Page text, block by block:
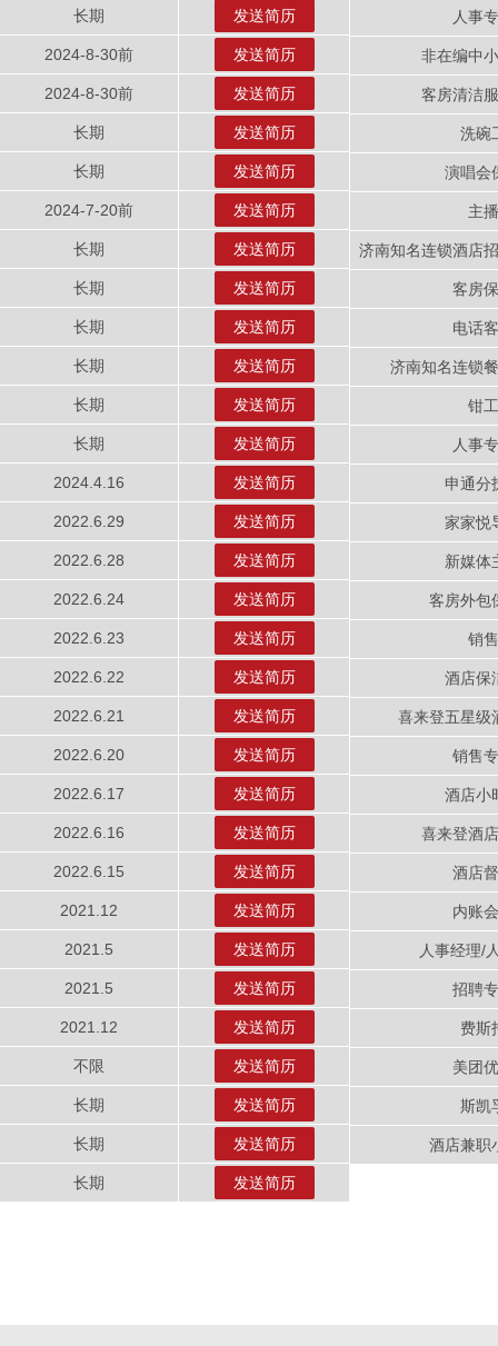
长期 发送简历 人事
2024-8-30前 发送简历 非在编中
2024-8-30前 发送简历 客房清洁
长期 发送简历 洗碗
长期 发送简历 演唱会
2024-7-20前 发送简历 主播
长期 发送简历 济南知名连锁酒店
长期 发送简历 客房
长期 发送简历 电话
长期 发送简历 济南知名连锁
长期 发送简历 钳工
长期 发送简历 人事
2024.4.16 发送简历 申通分
2022.6.29 发送简历 家家悦
2022.6.28 发送简历 新媒体
2022.6.24 发送简历 客房外包
2022.6.23 发送简历 销售
2022.6.22 发送简历 酒店保
2022.6.21 发送简历 喜来登五星级
2022.6.20 发送简历 销售
2022.6.17 发送简历 酒店小
2022.6.16 发送简历 喜来登酒
2022.6.15 发送简历 酒店
2021.12 发送简历 内账
2021.5 发送简历 人事经理/
2021.5 发送简历 招聘
2021.12 发送简历 费斯
不限 发送简历 美团
长期 发送简历 斯凯
长期 发送简历 酒店兼职
长期 发送简历